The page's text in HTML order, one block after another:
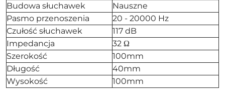
Budowa słuchawek
Nauszne
Pasmo przenoszenia
20 - 20000 Hz
Czułość słuchawek
117 dB
Impedancja
32 Ω
Szerokość
100mm
Długość
40mm
Wysokość
100mm